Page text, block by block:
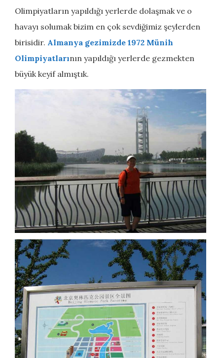
Olimpiyatların yapıldığı yerlerde dolaşmak ve o
havayı solumak bizim en çok sevdiğimiz şeylerden
birisidir. Almanya gezimizde 1972 Münih
Olimpiyatlarının yapıldığı yerlerde gezmekten
büyük keyif almıştık.